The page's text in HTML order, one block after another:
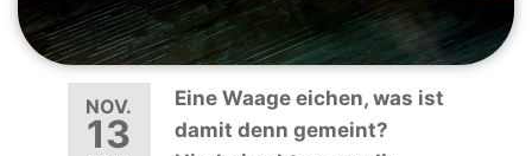
NOV.
13
Eine Waage eichen, was ist
damit denn gemeint?